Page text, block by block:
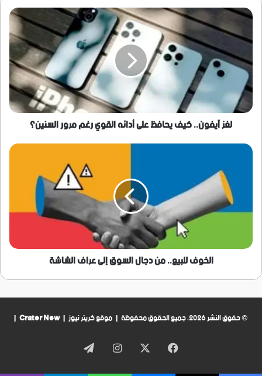
لغز
آيفون..
كيف
يحافظ
على
أدائه
القوي
رغم
مرورالسنين؟لغز آيفون.. كيف يحافظ على أدائه القوي رغم مرور السنين؟
الخوف
السوقإلى
الشاشة
الخوف للبيع.. من دجال السوق إلى عراف الشاشة
© حقوق النشر 2026، جميع الحقوق محفوظة | موقع كريتر نيوز | Crater New
|
فيسبوك انستقرامتيلقرام